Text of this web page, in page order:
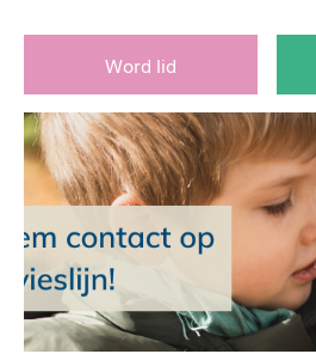
Word lid